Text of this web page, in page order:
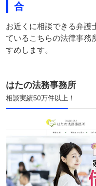
合
お近くに相談できる弁護
ているこちらの法律事務
すめします。
はたの法務事務所
相談実績50万件以上！